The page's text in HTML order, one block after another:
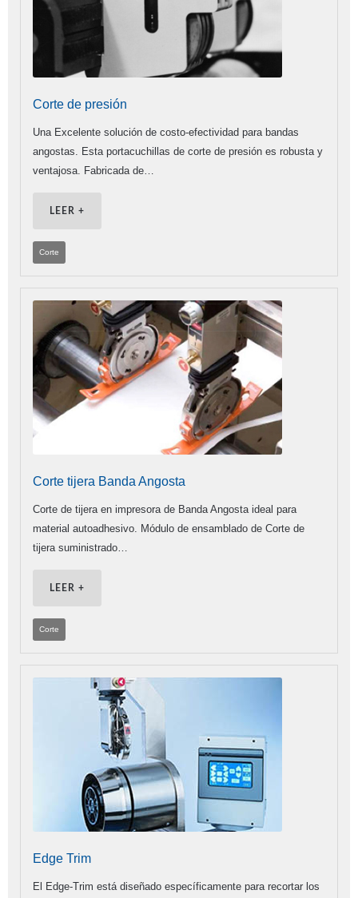
Corte de presión
Una Excelente solución de costo-efectividad para bandas
angostas. Esta portacuchillas de corte de presión es robusta y
ventajosa. Fabricada de…
LEER +
Corte
Corte tijera Banda Angosta
Corte de tijera en impresora de Banda Angosta ideal para
material autoadhesivo. Módulo de ensamblado de Corte de
tijera suministrado…
LEER +
Corte
Edge Trim
El Edge-Trim está diseñado específicamente para recortar los